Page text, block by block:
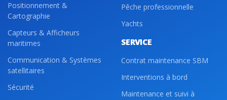
Positionnement &
Cartographie
Capteurs & Afficheurs
maritimes
Communication & Systèmes
satellitaires
Sécurité
Pêche professionnelle
Yachts
SERVICE
Contrat maintenance SBM
Interventions à bord
Maintenance et suivi à